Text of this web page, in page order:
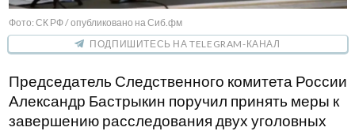
Фото: СК РФ / опубликовано на Сиб.фм
ПОДПИШИТЕСЬ НА TELEGRAM-КАНАЛ
Председатель Следственного комитета России
Александр Бастрыкин поручил принять меры к
завершению расследования двух уголовных